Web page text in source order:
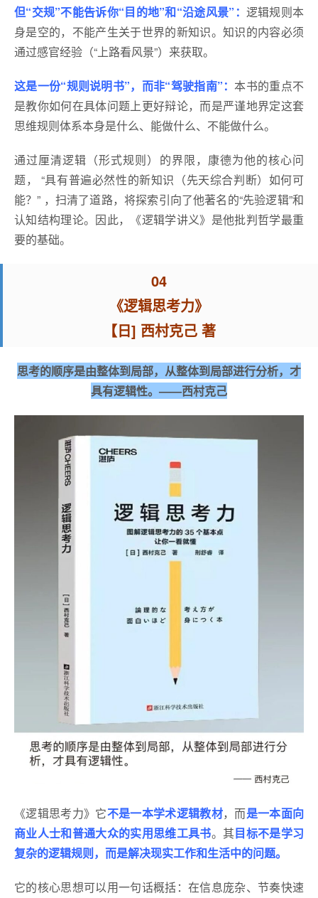
但“交规”不能告诉你“目的地”和“沿途风景”： 逻辑规则本
身是空的，不能产生关于世界的新知识。知识的内容必须
通过感官经验（“上路看风景”）来获取。
这是一份“规则说明书”，而非“驾驶指南”：本书的重点不
是教你如何在具体问题上更好辩论，而是严谨地界定这套
思维规则体系本身是什么、能做什么、不能做什么。
通过厘清逻辑（形式规则）的界限，康德为他的核心问
题， “具有普遍必然性的新知识（先天综合判断）如何可
能？” ，扫清了道路，将探索引向了他著名的“先验逻辑”和
认知结构理论。因此，《逻辑学讲义》是他批判哲学最重
要的基础。
04
《逻辑思考力》
【日] 西村克己 著
思考的顺序是由整体到局部，从整体到局部进行分析，才
具有逻辑性。——西村克己
《逻辑思考力》它不是一本学术逻辑教材，而是一本面向
商业人士和普通大众的实用思维工具书。其目标不是学习
复杂的逻辑规则，而是解决现实工作和生活中的问题。
它的核心思想可以用一句话概括：在信息庞杂、节奏快速